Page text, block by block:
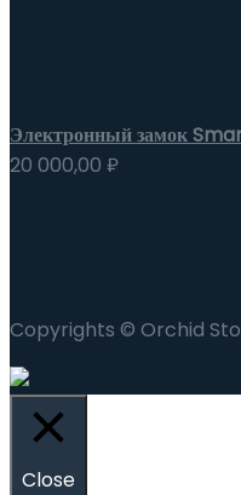
Электронный замок
20 000,00 ₽
Copyrights © Orchid
Close